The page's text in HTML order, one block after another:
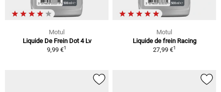
Motul
Liquide De Frein Dot 4 Lv
9,99 €1
Motul
Liquide de frein Racing
27,99 €1